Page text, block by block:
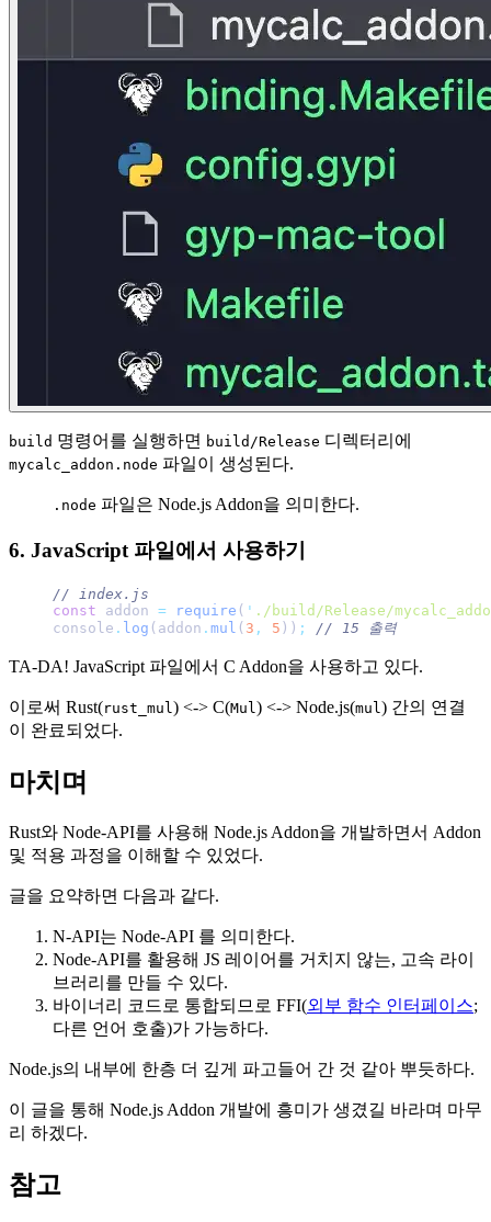
build 명령어를 실행하면 build/Release 디렉터리에
mycalc_addon.node 파일이 생성된다.
.node 파일은 Node.js Addon을 의미한다.
6. JavaScript 파일에서 사용하기
// index.js
const addon = require ( ' ./build/Release/
console . log (addon . mul ( 3 , 5 )) ; // 15 출력
TA-DA! JavaScript 파일에서 C Addon을 사용하고 있다.
이로써 Rust(rust_mul) <-> C(Mul) <-> Node.js(mul) 간의 연결
이 완료되었다.
마치며
Rust와 Node-API를 사용해 Node.js Addon을 개발하면서 Addon
및 적용 과정을 이해할 수 있었다.
글을 요약하면 다음과 같다.
N-API는 Node-API 를 의미한다.
Node-API를 활용해 JS 레이어를 거치지 않는, 고속 라이
브러리를 만들 수 있다.
바이너리 코드로 통합되므로 FFI(외부 함수 인터페이스;
다른 언어 호출)가 가능하다.
Node.js의 내부에 한층 더 깊게 파고들어 간 것 같아 뿌듯하다.
이 글을 통해 Node.js Addon 개발에 흥미가 생겼길 바라며 마무
리 하겠다.
참고